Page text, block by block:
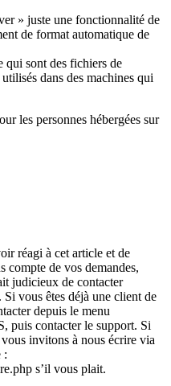
» juste une fonctionnalité de
de format automatique de
qui sont des fichiers de
dans des machines qui
les personnes hébergées sur
réagi à cet article et de
compte de vos demandes,
judicieux de contacter
vous êtes déjà une client de
depuis le menu
puis contacter le support. Si
invitons à nous écrire via
:
s’il vous plait.